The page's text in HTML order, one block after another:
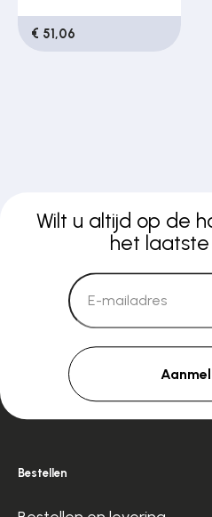
€ 51,06
Wilt u altijd op de
het laatste
Bestellen